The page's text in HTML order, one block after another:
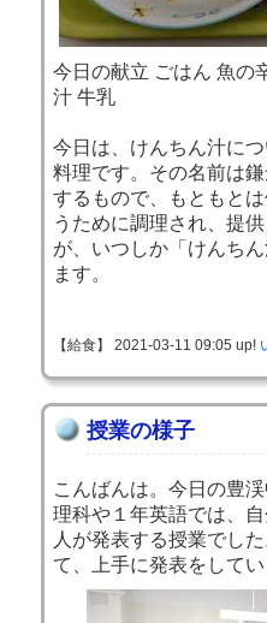
今日の献立 ごはん 魚の
汁 牛乳
今日は、けんちん汁に
料理です。その名前は
するもので、もともと
うために調理され、提
が、いつしか「けんち
ます。
【給食】 2021-03-11 09:05 up!
授業の様子
こんばんは。今日の豊
理科や１年英語では、
人が発表する授業でし
て、上手に発表をして